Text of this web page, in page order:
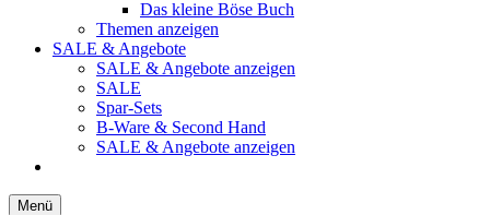
Das kleine Böse Buch
Themen anzeigen
SALE & Angebote
SALE & Angebote anzeigen
SALE
Spar-Sets
B-Ware & Second Hand
SALE & Angebote anzeigen
Menü